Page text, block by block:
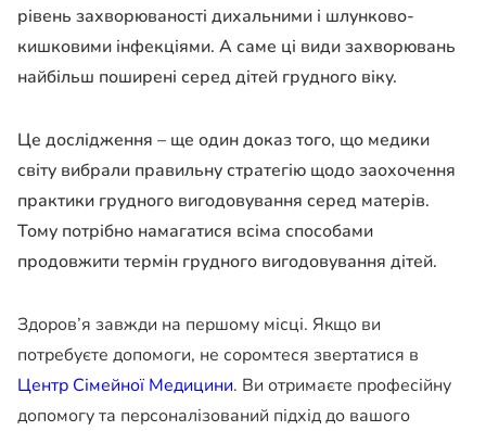
рівень захворюваності дихальними і шлунково-
кишковими інфекціями. А саме ці види захворювань
найбільш поширені серед дітей грудного віку.
Це дослідження – ще один доказ того, що медики
світу вибрали правильну стратегію щодо заохочення
практики грудного вигодовування серед матерів.
Тому потрібно намагатися всіма способами
продовжити термін грудного вигодовування дітей.
Здоров’я завжди на першому місці. Якщо ви
потребуєте допомоги, не соромтеся звертатися в
Центр Сімейної Медицини. Ви отримаєте професійну
допомогу та персоналізований підхід до вашого